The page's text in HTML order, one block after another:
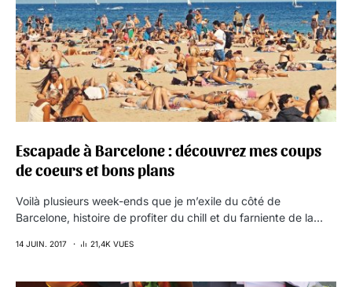
Escapade à Barcelone : découvrez mes coups
de coeurs et bons plans
Voilà plusieurs week-ends que je m’exile du côté de
Barcelone, histoire de profiter du chill et du farniente de la…
14 JUIN. 2017 21,4K VUES